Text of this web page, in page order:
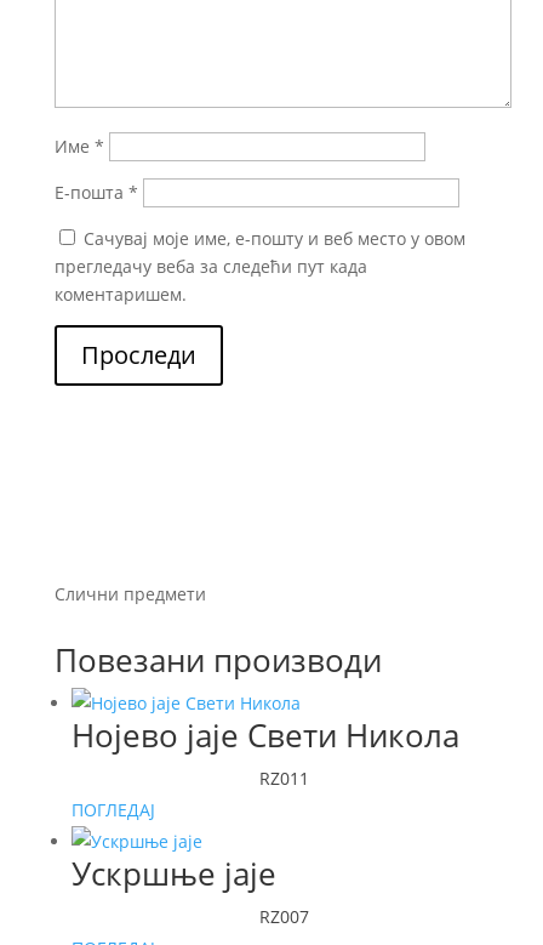
Име *
Е-пошта *
Сачувај моје име, е-пошту и веб место у овом
прегледачу веба за следећи пут када
коментаришем.
Проследи
Слични предмети
Повезани производи
Нојево јаје Свети Никола
RZ011
ПОГЛЕДАЈ
Ускршње јаје
RZ007